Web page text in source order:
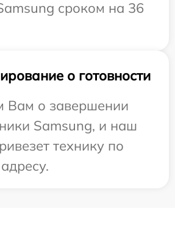
сроком на 36
о готовности
о завершении
Samsung, и наш
технику по